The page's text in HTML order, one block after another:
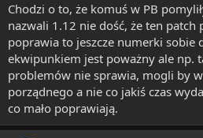
Chodzi o to, że komuś w PB
nazwali 1.12 nie dość, że ten patch
poprawia to jeszcze numerki sobie
ekwipunkiem jest poważny ale np.
problemów nie sprawia, mogli by
porządnego a nie co jakiś czas
co mało poprawiają.